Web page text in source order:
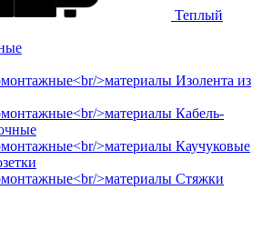
Теплый
Изолента из
Кабель-
Каучуковые
Стяжки